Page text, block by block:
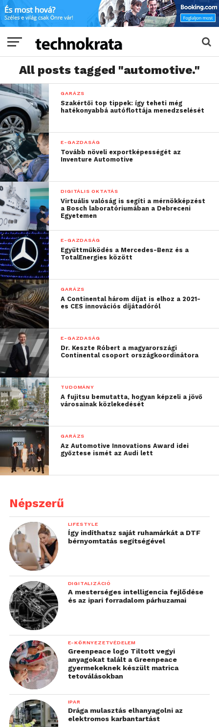
All posts tagged "automotive."
GARÁZS
Szakértői top tippek: így teheti még
hatékonyabbá autóflottája menedzselését
E-GAZDASÁG
Tovább növeli exportképességét az
Inventure Automotive
DIGITÁLIS OKTATÁS
Virtuális valóság is segíti a mérnökképzést
a Bosch laboratóriumában a Debreceni
Egyetemen
E-GAZDASÁG
Együttműködés a Mercedes-Benz és a
TotalEnergies között
GARÁZS
A Continental három díjat is elhoz a 2021-
es CES innovációs díjátadóról
E-GAZDASÁG
Dr. Keszte Róbert a magyarországi
Continental csoport országkoordinátora
TUDOMÁNY
A fujitsu bemutatta, hogyan képzeli a jövő
városainak közlekedését
GARÁZS
Az Automotive Innovations Award idei
győztese ismét az Audi lett
Népszerű
LIFESTYLE
Így indíthatsz saját ruhamárkát a DTF
bérnyomtatás segítségével
DIGITALIZÁCIÓ
A mesterséges intelligencia fejlődése
és az ipari forradalom párhuzamai
E-KÖRNYEZETVÉDELEM
Greenpeace logo Tiltott vegyi
anyagokat talált a Greenpeace
gyermekeknek készült matrica
tetoválásokban
IPAR
Drága mulasztás elhanyagolni az
elektromos karbantartást